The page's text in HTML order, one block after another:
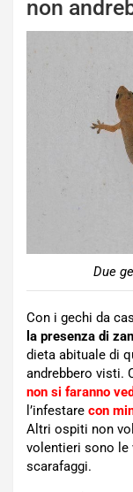
non
Due
Con i gechi da
la presenza di
dieta abituale di
andrebbero visti.
non si faranno
l’infestare con
Altri ospiti non
volentieri sono le
scarafaggi.